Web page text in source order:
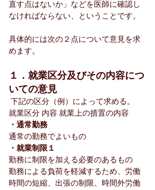
直す点はないか」などを医師に確認し
なければならない、ということです。
具体的には次の２点について意見を求
めます。
１．就業区分及びその内容につ
いての意見
下記の区分（例）によって求める。
就業区分 内容 就業上の措置の内容
・通常勤務
通常の勤務でよいもの
・就業制限１
勤務に制限を加える必要のあるもの
勤務による負荷を軽減するため、労働
時間の短縮、出張の制限、時間外労働